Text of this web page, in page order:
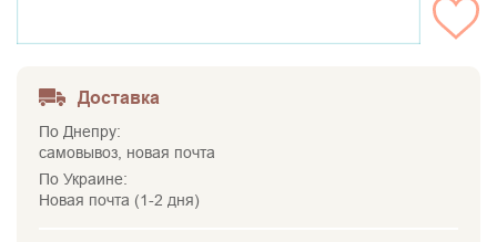
Доставка
По Днепру:
самовывоз, новая почта
По Украине:
Новая почта (1-2 дня)